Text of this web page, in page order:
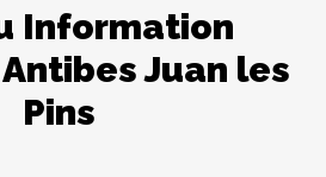
Information
Juan les
Pins